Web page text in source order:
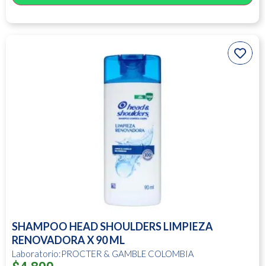
SHAMPOO HEAD SHOULDERS LIMPIEZA
RENOVADORA X 90 ML
Laboratorio:PROCTER & GAMBLE COLOMBIA